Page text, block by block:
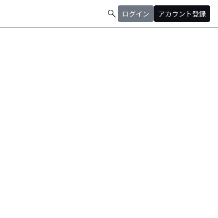
search ログイン アカウント登録